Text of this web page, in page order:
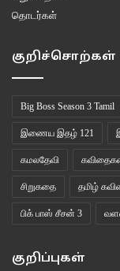
இறுதிக்காட்சியில்
அங்கிருக்கும் சிறு
சிறிது நேரத்தில்
தடயமும் இல்லை, அந்த
தொடர்கள்
குறிச்சொற்கள்
Big Boss Season 3 Tamil
இணைய இதழ் 121
கமலதேவி
சிறுகதை தமிழ்
பிக் பாஸ் சீசன் 3
குறிப்புகள்